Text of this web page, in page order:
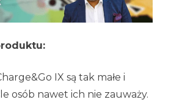
IX są tak małe i
osób nawet ich nie zauważy.